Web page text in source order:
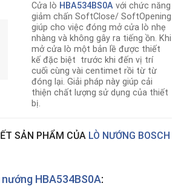
Cửa lò HBA534BS0A với chức năng
giảm chấn SoftClose/ SoftOpening
giúp cho việc đóng mở cửa lò nhẹ
nhàng và không gây ra tiếng ồn. Khi
mở cửa lò một bản lề được thiết
kế đặc biệt trước khi đến vị trí
cuối cùng vài centimet rồi từ từ
đóng lại. Giải pháp này giúp cải
thiện chất lượng sử dụng của thiết
bị.
SẢN PHẨM CỦA LÒ NƯỚNG BOSCH
HBA534BS0A: